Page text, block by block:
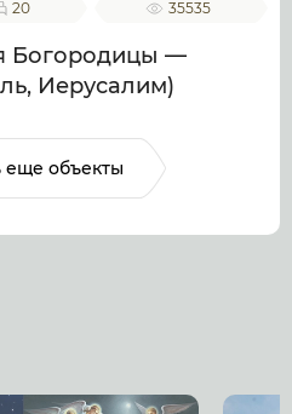
20 35535
Богородицы —
Иерусалим)
еще объекты